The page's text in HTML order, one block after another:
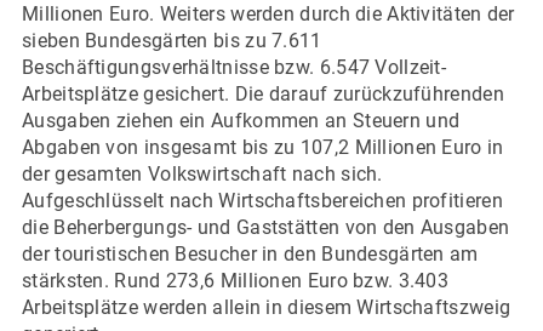
Millionen Euro. Weiters werden durch die Aktivitäten der
sieben Bundesgärten bis zu 7.611
Beschäftigungsverhältnisse bzw. 6.547 Vollzeit-
Arbeitsplätze gesichert. Die darauf zurückzuführenden
Ausgaben ziehen ein Aufkommen an Steuern und
Abgaben von insgesamt bis zu 107,2 Millionen Euro in
der gesamten Volkswirtschaft nach sich.
Aufgeschlüsselt nach Wirtschaftsbereichen profitieren
die Beherbergungs- und Gaststätten von den Ausgaben
der touristischen Besucher in den Bundesgärten am
stärksten. Rund 273,6 Millionen Euro bzw. 3.403
Arbeitsplätze werden allein in diesem Wirtschaftszweig